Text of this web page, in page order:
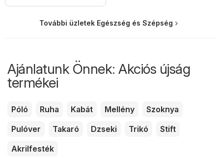
További üzletek Egészség és Szépség
Ajánlatunk Önnek: Akciós újság
termékei
Póló Ruha Kabát Mellény
Szoknya
Pulóver
Takaró Dzseki Trikó
Stift
Akrilfesték